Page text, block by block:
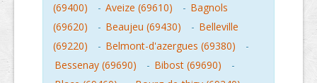
(69400)
- Aveize (69610) - Bagnols
(69620)
- Beaujeu (69430) - Belleville
(69220)
- Belmont-d'azergues (69380)
-
Bessenay (69690)
- Bibost (69690)
-